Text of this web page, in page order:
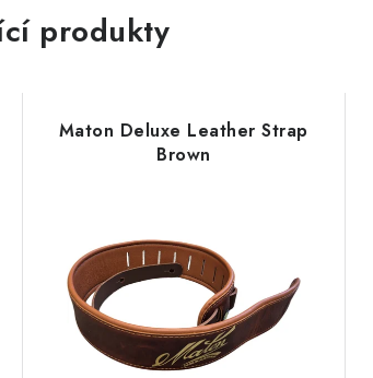
produkty
Maton Deluxe Leather Strap
Brown